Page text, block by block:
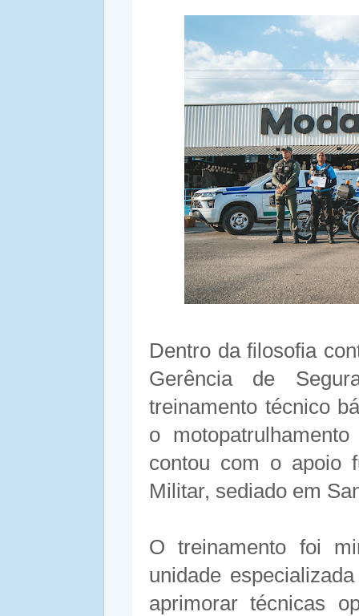
Dentro da filosofia
Gerência de
treinamento técnico
o
contou com o apoio
Militar, sediado em
O treinamento foi
unidade
aprimorar técnicas